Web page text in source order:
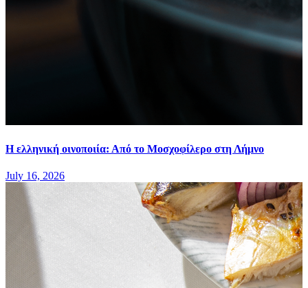
Η ελληνική οινοποιία: Από το Μοσχοφίλερο στη Λήμνο
July 16, 2026